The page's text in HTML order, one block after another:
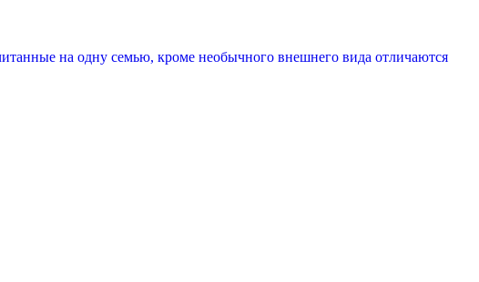
на одну семью, кроме необычного внешнего вида отличаются